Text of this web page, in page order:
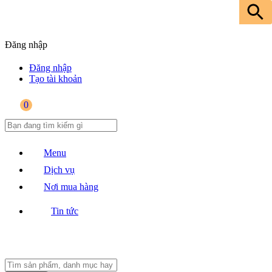
Đăng nhập
Đăng nhập
Tạo tài khoản
0
Menu
Dịch vụ
Nơi mua hàng
Tin tức